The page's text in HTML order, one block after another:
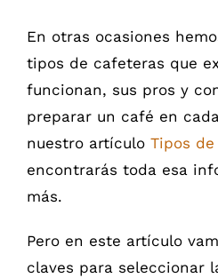
En otras ocasiones
tipos de cafeteras que
funcionan, sus pros y
preparar un café en
nuestro artículo Tipos
encontrarás toda esa
más.
Pero en este artículo
claves para seleccionar